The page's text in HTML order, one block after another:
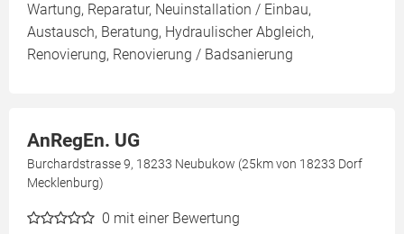
Wartung, Reparatur, Neuinstallation / Einbau,
Austausch, Beratung, Hydraulischer Abgleich,
Renovierung, Renovierung / Badsanierung
AnRegEn. UG
Burchardstrasse 9, 18233 Neubukow (25km von 18233 Dorf
Mecklenburg)
0 mit einer Bewertung